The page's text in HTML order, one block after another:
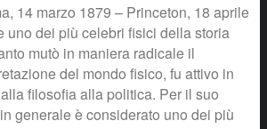
14 marzo 1879 – Princeton, 18 aprile
uno dei più celebri fisici della storia
mutò in maniera radicale il
del mondo fisico, fu attivo in
filosofia alla politica. Per il suo
generale è considerato uno dei più